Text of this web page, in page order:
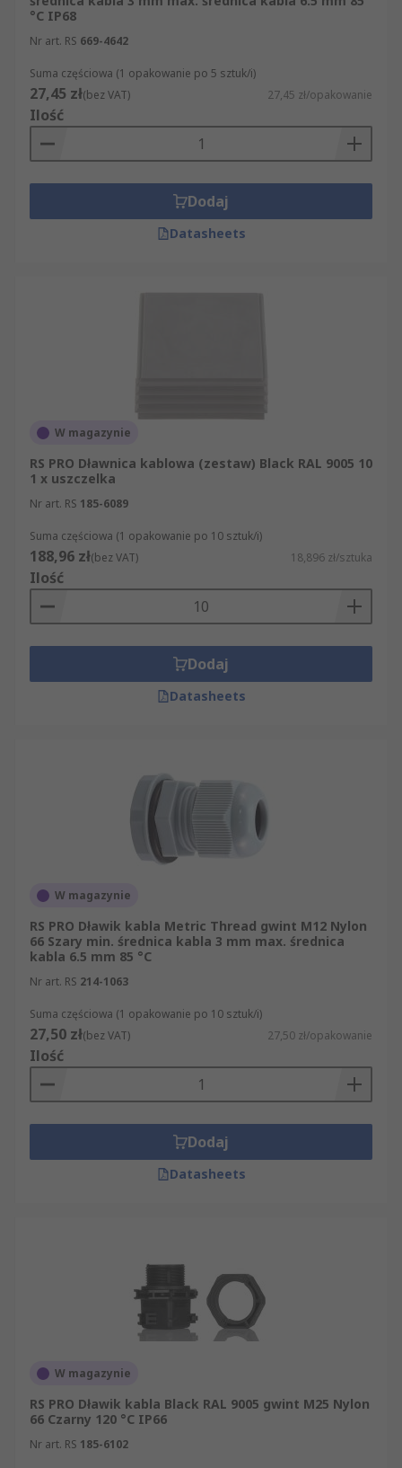
°C IP68
Nr art. RS 669-4642
Suma częściowa (1 opakowanie po 5 sztuk/i)
27,45 zł(bez VAT) 27,45 zł/opakowanie
Ilość
Dodaj
Datasheets
W magazynie
RS PRO Dławnica kablowa (zestaw) Black RAL 9005 10
1 x uszczelka
Nr art. RS 185-6089
Suma częściowa (1 opakowanie po 10 sztuk/i)
188,96 zł(bez VAT) 18,896 zł/sztuka
Ilość
Dodaj
Datasheets
W magazynie
RS PRO Dławik kabla Metric Thread gwint M12 Nylon
66 Szary min. średnica kabla 3 mm max. średnica
kabla 6.5 mm 85 °C
Nr art. RS 214-1063
Suma częściowa (1 opakowanie po 10 sztuk/i)
27,50 zł(bez VAT) 27,50 zł/opakowanie
Ilość
Dodaj
Datasheets
W magazynie
RS PRO Dławik kabla Black RAL 9005 gwint M25 Nylon
66 Czarny 120 °C IP66
Nr art. RS 185-6102